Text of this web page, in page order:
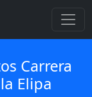
Carrera
Elipa